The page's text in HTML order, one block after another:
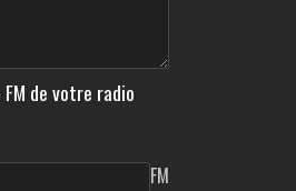
de votre radio
FM